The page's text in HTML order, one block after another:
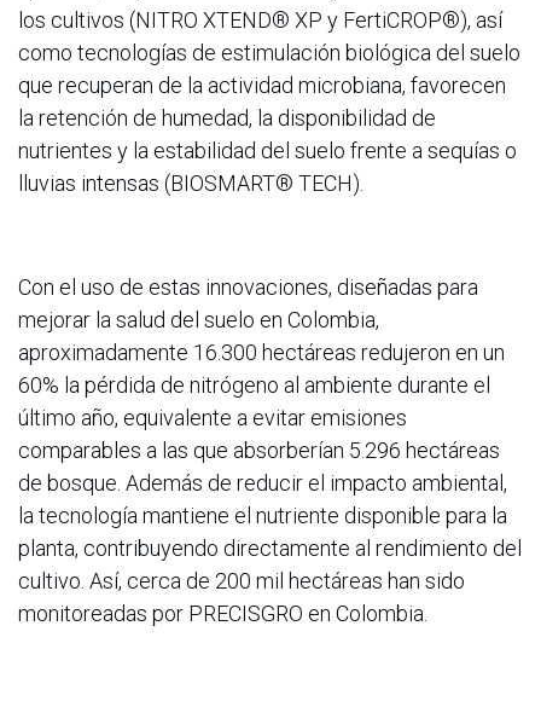
los cultivos (NITRO XTEND® XP y FertiCROP®), así
como tecnologías de estimulación biológica del suelo
que recuperan de la actividad microbiana, favorecen
la retención de humedad, la disponibilidad de
nutrientes y la estabilidad del suelo frente a sequías o
lluvias intensas (BIOSMART® TECH).
Con el uso de estas innovaciones, diseñadas para
mejorar la salud del suelo en Colombia,
aproximadamente 16.300 hectáreas redujeron en un
60% la pérdida de nitrógeno al ambiente durante el
último año, equivalente a evitar emisiones
comparables a las que absorberían 5.296 hectáreas
de bosque. Además de reducir el impacto ambiental,
la tecnología mantiene el nutriente disponible para la
planta, contribuyendo directamente al rendimiento del
cultivo. Así, cerca de 200 mil hectáreas han sido
monitoreadas por PRECISGRO en Colombia.